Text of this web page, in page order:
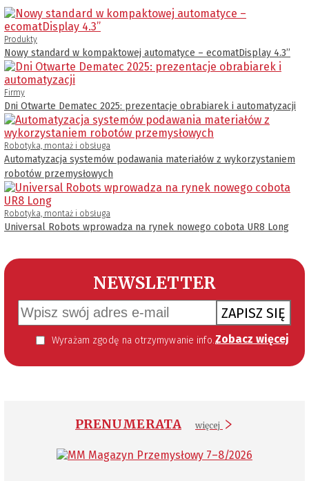
Produkty
Nowy standard w kompaktowej automatyce – ecomatDisplay 4.3’’
Firmy
Dni Otwarte Dematec 2025: prezentacje obrabiarek i automatyzacji
Robotyka, montaż i obsługa
Automatyzacja systemów podawania materiałów z wykorzystaniem
robotów przemysłowych
Robotyka, montaż i obsługa
Universal Robots wprowadza na rynek nowego cobota UR8 Long
NEWSLETTER
ZAPISZ SIĘ
Wyrażam zgodę na otrzymywanie informacji handlowej kierowanej do mnie za pomocą środków komunikacji elektronicznej w szczególności poczty elektronicznej zgodnie z przepisem art. 10 ust 2 ustawy z dnia 18 lipca 2002 roku o świadczeniu usług drogą elektroniczną (Dz. U. 144 z 2002 r. poz. 1204). Zgoda jest dobrowolna, jednak jej wyrażenie jest konieczne, aby otrzymywać newsletter. Zobacz więcej
PRENUMERATA więcej